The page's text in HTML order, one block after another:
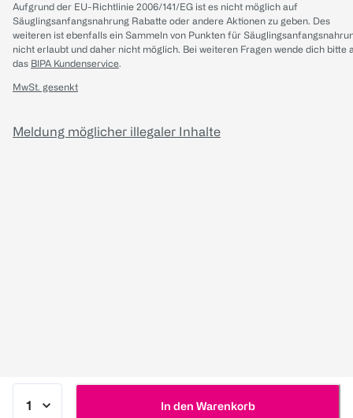
In den Warenkorb
Aufgrund der EU-Richtlinie 2006/141/EG ist es nicht möglich auf
Säuglingsanfangsnahrung Rabatte oder andere Aktionen zu geben. Des
weiteren ist ebenfalls ein Sammeln von Punkten für
nicht erlaubt und daher nicht möglich. Bei weiteren Fragen wende dich bitte
das BIPA Kundenservice.
MwSt. gesenkt
Meldung möglicher illegaler Inhalte